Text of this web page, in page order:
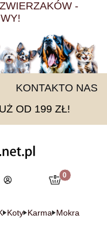
-
KONTAKTO NAS
OD 199 ZŁ!
Zaloguj się
Produkty w
Koszyk
Koty Karma Mokra